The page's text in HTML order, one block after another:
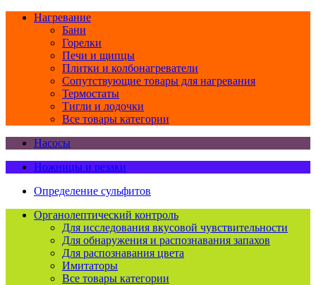
Нагревание
Бани
Горелки
Печи и щипцы
Плитки и колбонагреватели
Сопутствующие товары для нагревания
Термостаты
Тигли и лодочки
Все товары категории
Насосы
Ножницы и резаки
Определение сульфитов
Органолептический контроль
Для исследования вкусовой чувствительности
Для обнаружения и распознавания запахов
Для распознавания цвета
Имитаторы
Все товары категории